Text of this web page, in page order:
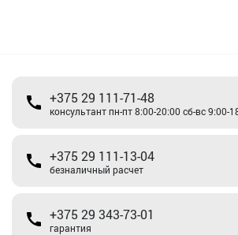
+375 29 111-71-48
консультант пн-пт 8:00-20:00 сб-вс 9:00-
+375 29 111-13-04
безналичный расчет
+375 29 343-73-01
гарантия